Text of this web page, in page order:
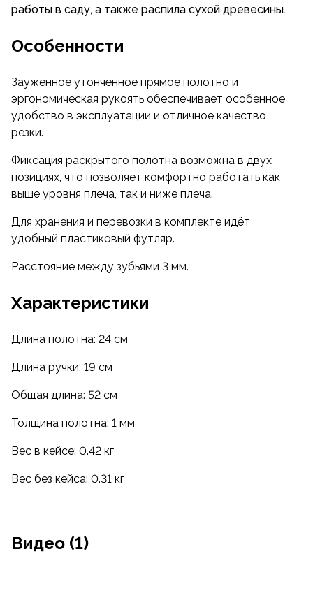
работы в саду, а также распила сухой древесины.
Особенности
Зауженное утончённое прямое полотно и
эргономическая рукоять обеспечивает особенное
удобство в эксплуатации и отличное качество
резки.
Фиксация раскрытого полотна возможна в двух
позициях, что позволяет комфортно работать как
выше уровня плеча, так и ниже плеча.
Для хранения и перевозки в комплекте идёт
удобный пластиковый футляр.
Расстояние между зубьями 3 мм.
Видео (1)
Характеристики
Длина полотна: 24 см
Длина ручки: 19 см
Общая длина: 52 см
Толщина полотна: 1 мм
Вес в кейсе: 0.42 кг
Вес без кейса: 0.31 кг